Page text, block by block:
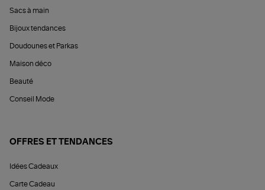
Sacs à main
Bijoux tendances
Doudounes et Parkas
Maison déco
Beauté
Conseil Mode
OFFRES ET TENDANCES
Idées Cadeaux
Carte Cadeau